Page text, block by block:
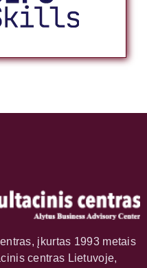
įkurtas 1993 metais
centras Lietuvoje,